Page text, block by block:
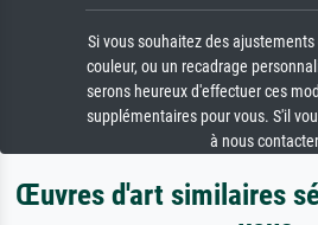
Si vous souhaitez des
couleur, ou un recadrage
serons heureux d'effectuer ces
supplémentaires pour vous. S'il
à nous
Œuvres d'art similaires